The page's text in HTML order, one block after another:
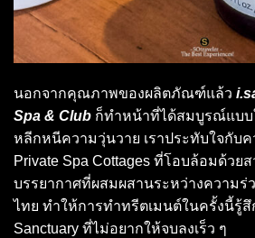
นอกจากคุณภาพของผลิตภัณฑ์แล้ว
Spa & Club ก็ทำหน้าที่ได้สมบูรณ์แบ
หลีกหนีความวุ่นวาย เราประทับใจกับค
Private Spa Cottages ที่โอบล้อมด้วย
บรรยากาศที่ผสมผสานระหว่างความร่
ไทย ทำให้การทำทรีตเมนต์ในครั้งนี้รู้
Sanctuary ที่ไม่อยากให้จบลงเร็ว ๆ